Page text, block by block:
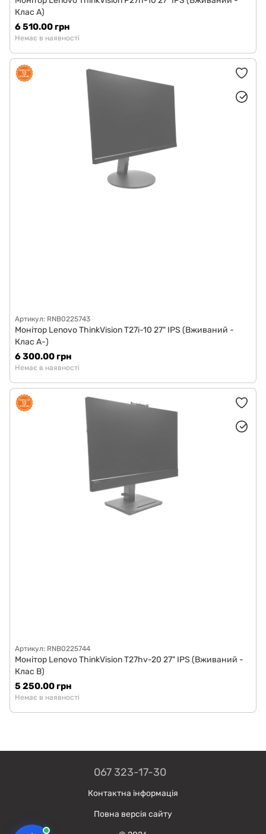
Клас A)
6 510.00 грн
Немає в наявності
Артикул: RNB0225743
Монітор Lenovo ThinkVision T27i-10 27" IPS (Вживаний -
Клас A-)
6 300.00 грн
Немає в наявності
Артикул: RNB0225744
Монітор Lenovo ThinkVision T27hv-20 27" IPS (Вживаний -
Клас B)
5 250.00 грн
Немає в наявності
067 323-17-30
Контактна інформація
Повна версія сайту